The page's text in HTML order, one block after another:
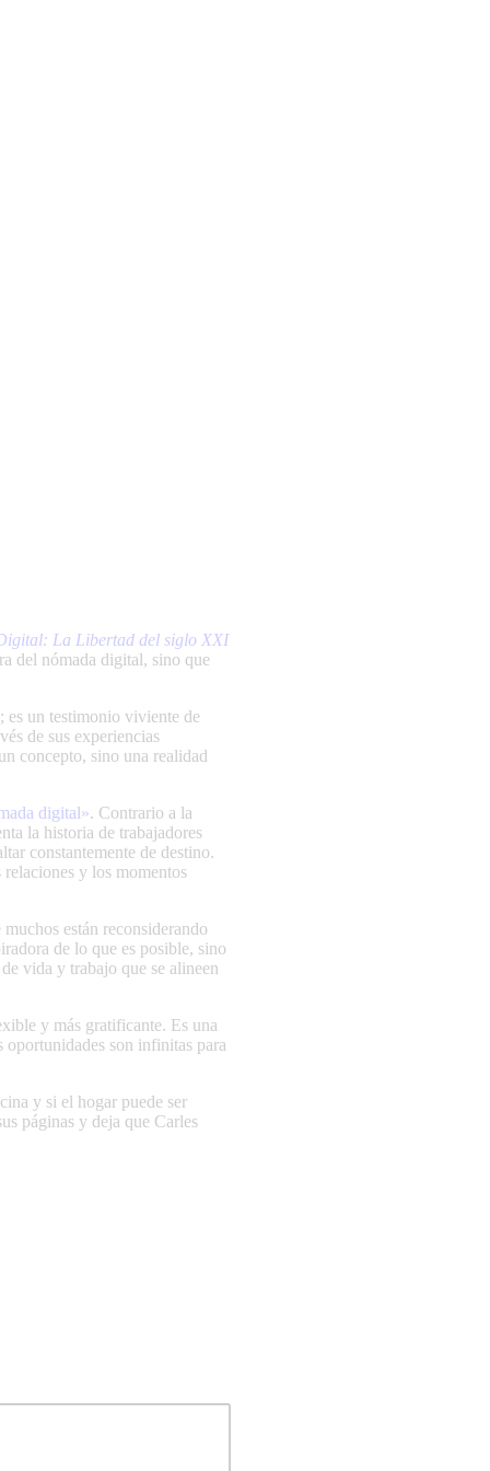
La Libertad del siglo XXI
del nómada digital, sino que
es un testimonio viviente de
de sus experiencias
concepto, sino una realidad
digital». Contrario a la
la historia de trabajadores
constantemente de destino.
relaciones y los momentos
están reconsiderando
de lo que es posible, sino
vida y trabajo que se alineen
y más gratificante. Es una
son infinitas para
y si el hogar puede ser
páginas y deja que Carles